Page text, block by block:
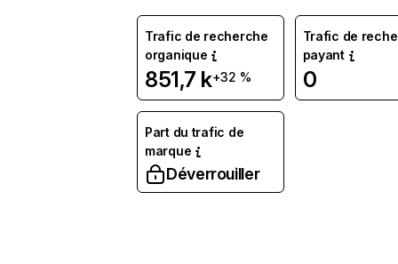
Trafic de recherche
organique
851,7 k+32 %
Trafic de
payant
0
Part du trafic de
marque
Déverrouiller